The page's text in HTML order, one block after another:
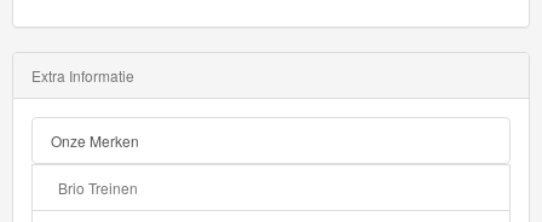
Extra Informatie
Onze Merken
Brio Treinen